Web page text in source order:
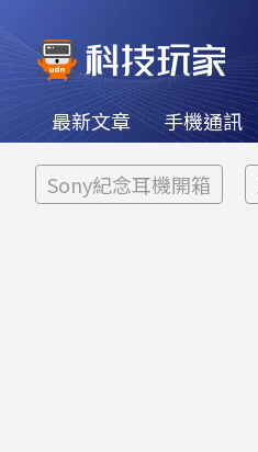
最新文章 手機通訊
Sony紀念耳機開箱